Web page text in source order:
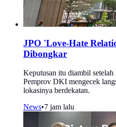
JPO 'Love-Hate
Dibongkar
Keputusan itu diambil setelah
Pemprov DKI mengecek
lokasinya berdekatan.
News•7 jam lalu